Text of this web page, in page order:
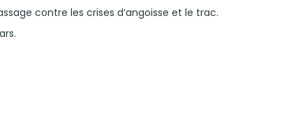
contre les crises d’angoisse et le trac.